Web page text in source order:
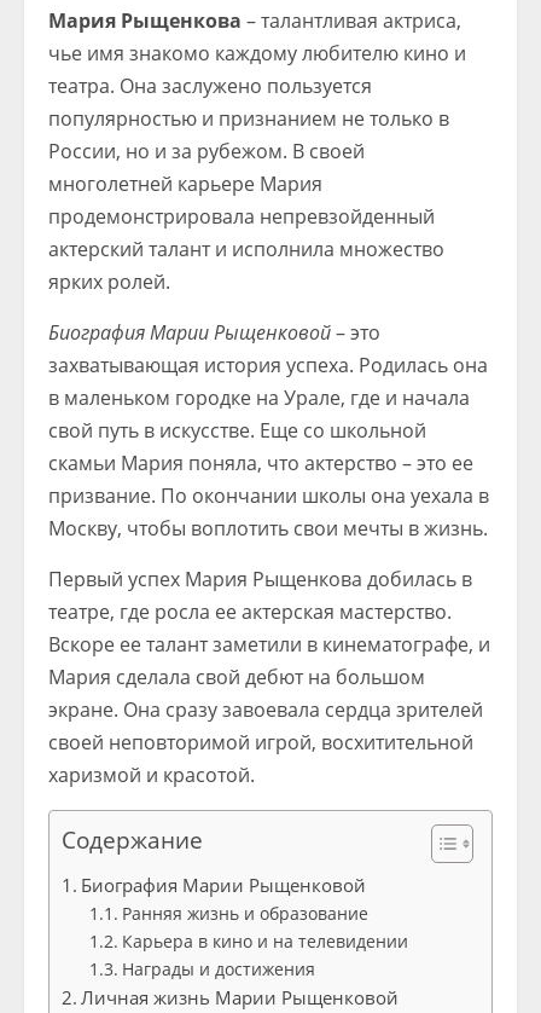
Мария Рыщенкова – талантливая актриса,
чье имя знакомо каждому любителю кино и
театра. Она заслужено пользуется
популярностью и признанием не только в
России, но и за рубежом. В своей
многолетней карьере Мария
продемонстрировала непревзойденный
актерский талант и исполнила множество
ярких ролей.
Биография Марии Рыщенковой– это
захватывающая история успеха. Родилась она
в маленьком городке на Урале, где и начала
свой путь в искусстве. Еще со школьной
скамьи Мария поняла, что актерство – это ее
призвание. По окончании школы она уехала в
Москву, чтобы воплотить свои мечты в жизнь.
Первый успех Мария Рыщенкова добилась в
театре, где росла ее актерская мастерство.
Вскоре ее талант заметили в кинематографе, и
Мария сделала свой дебют на большом
экране. Она сразу завоевала сердца зрителей
своей неповторимой игрой, восхитительной
харизмой и красотой.
Содержание
Биография Марии Рыщенковой
Ранняя жизнь и образование
Карьера в кино и на телевидении
Награды и достижения
Личная жизнь Марии Рыщенковой